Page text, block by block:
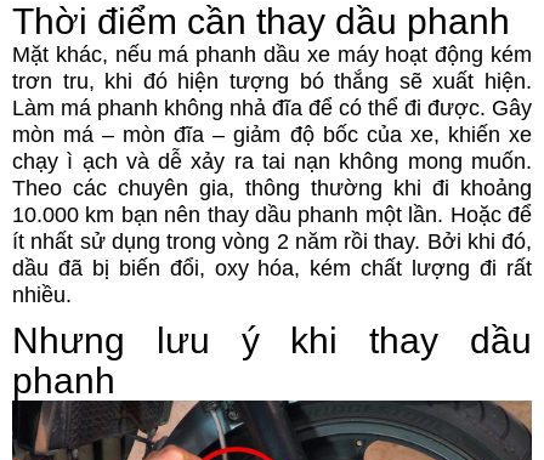
Thời điểm cần thay dầu phanh
Mặt khác, nếu má phanh dầu xe máy hoạt động kém
trơn tru, khi đó hiện tượng bó thắng sẽ xuất hiện.
Làm má phanh không nhả đĩa để có thể đi được. Gây
mòn má – mòn đĩa – giảm độ bốc của xe, khiến xe
chạy ì ạch và dễ xảy ra tai nạn không mong muốn.
Theo các chuyên gia, thông thường khi đi khoảng
10.000 km bạn nên thay dầu phanh một lần. Hoặc để
ít nhất sử dụng trong vòng 2 năm rồi thay. Bởi khi đó,
dầu đã bị biến đổi, oxy hóa, kém chất lượng đi rất
nhiều.
Nhưng lưu ý khi thay dầu
phanh